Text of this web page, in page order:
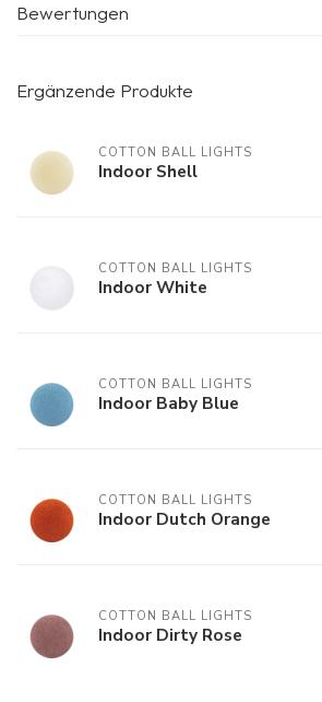
Bewertungen
Ergänzende Produkte
COTTON BALL LIGHTS
Indoor Shell
COTTON BALL LIGHTS
Indoor White
COTTON BALL LIGHTS
Indoor Baby Blue
COTTON BALL LIGHTS
Indoor Dutch Orange
COTTON BALL LIGHTS
Indoor Dirty Rose